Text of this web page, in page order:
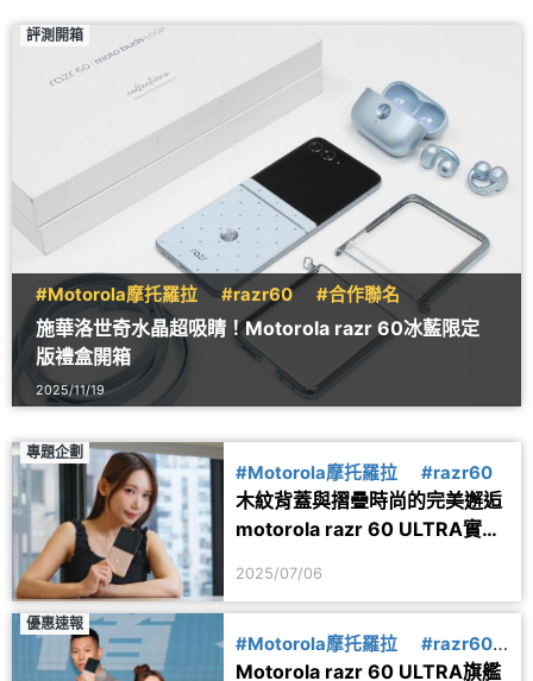
評測開箱
#Motorola摩托羅拉 #razr60 #合作聯名
施華洛世奇水晶超吸睛！Motorola razr 60冰藍限定
版禮盒開箱
2025/11/19
專題企劃
#Motorola摩托羅拉 #razr60
木紋背蓋與摺疊時尚的完美邂逅
motorola razr 60 ULTRA實測
2025/07/06
優惠速報
#Motorola摩托羅拉
#razr60
#上市
Motorola razr 60 ULTRA旗艦